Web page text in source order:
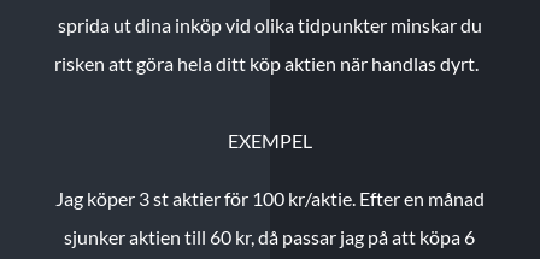
sprida ut dina inköp vid olika tidpunkter minskar du
risken att göra hela ditt köp aktien när handlas dyrt.
EXEMPEL
Jag köper 3 st aktier för 100 kr/aktie. Efter en månad
sjunker aktien till 60 kr, då passar jag på att köpa 6